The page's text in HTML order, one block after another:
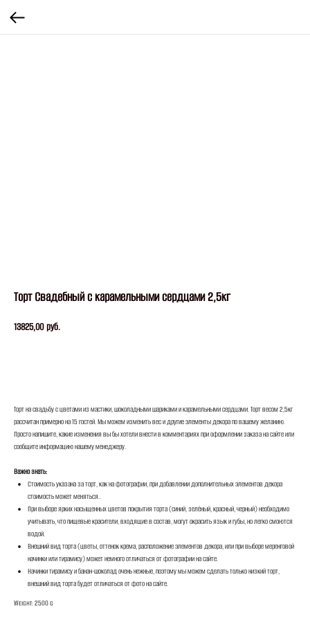
Торт Свадебный с карамельными сердцами 2,5кг
13825,00 руб.
Торт на свадьбу с цветами из мастики, шоколадными шариками и карамельными сердцами. Торт весом 2,5кг
рассчитан примерно на 15 гостей. Мы можем изменить вес и другие элементы декора по вашему желанию.
Просто напишите, какие изменения вы бы хотели внести в комментариях при оформлении заказа на сайте или
сообщите информацию нашему менеджеру.
Важно знать:
Стоимость указана за торт, как на фотографии, при добавлении дополнительных элементов декора
стоимость может меняться..
При выборе ярких насыщенных цветов покрытия торта (синий, зелёный, красный, черный) необходимо
учитывать, что пищевые красители, входящие в состав, могут окрасить язык и губы, но легко смоются
водой.
Внешний вид торта (цветы, оттенок крема, расположение элементов декора, или при выборе меренговой
начинки или тирамису) может немного отличаться от фотографии на сайте.
Начинки тирамису и банан-шоколад очень нежные, поэтому мы можем сделать только низкий торт,
внешний вид торта будет отличаться от фото на сайте.
Weight: 2500 g